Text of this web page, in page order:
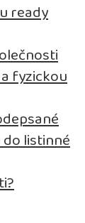
ready
fyzickou
listinné